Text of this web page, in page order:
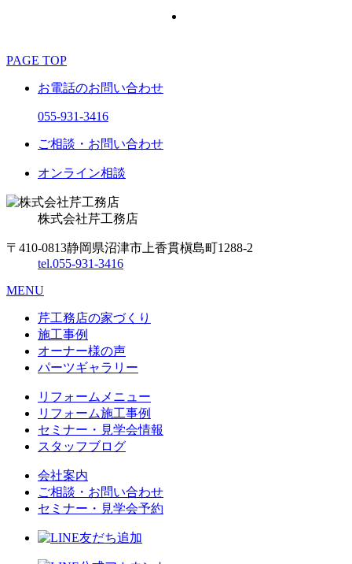
PAGE TOP
お電話のお問い合わせ
055-931-3416
ご相談・お問い合わせ
オンライン相談
株式会社芹工務店
〒410-0813静岡県沼津市上香貫槇島町1288-2
tel.055-931-3416
MENU
芹工務店の家づくり
施工事例
オーナー様の声
パーツギャラリー
リフォームメニュー
リフォーム施工事例
セミナー・見学会情報
スタッフブログ
会社案内
ご相談・お問い合わせ
セミナー・見学会予約